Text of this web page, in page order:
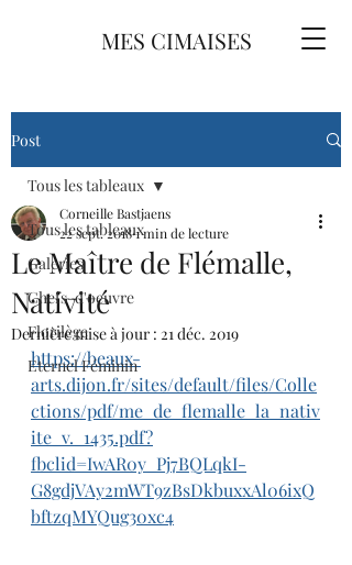
MES CIMAISES
Post
Tous les tableaux
Galeries
Chefs-d'oeuvre
Florilège
Eternel Féminin
Tous les tableaux
Le Maître de Flémalle,
Nativité
Corneille Bastjaens
22 sept. 20181 min de lecture
Dernière mise à jour : 21 déc. 2019
https://beaux-
arts.dijon.fr/sites/default/files/Colle
ctions/pdf/me_de_flemalle_la_nativ
ite_v._1435.pdf?
fbclid=IwAR0y_Pj7BQLqkI-
G8gdjVAy2mWT9zBsDkbuxxAl06ixQ
bftzqMYQug30xc4